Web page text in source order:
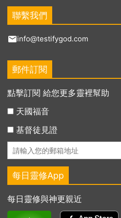
聯繫我們
info@testifygod.com
郵件訂閱
點擊訂閱 給您更多靈裡幫助
天國福音
基督徒見證
每日靈修App
每日靈修與神更親近